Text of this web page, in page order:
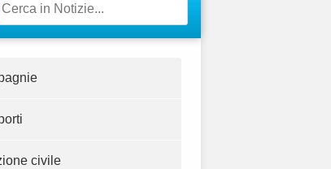
civile